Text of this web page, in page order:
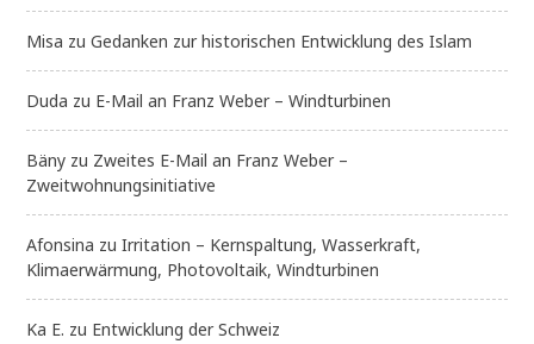
Misa zuGedanken zur historischen Entwicklung des Islam
Duda zu E-Mail an Franz Weber – Windturbinen
Bäny zu Zweites E-Mail an Franz Weber –
Zweitwohnungsinitiative
Afonsina zuIrritation – Kernspaltung, Wasserkraft,
Klimaerwärmung, Photovoltaik, Windturbinen
Ka E. zu Entwicklung der Schweiz